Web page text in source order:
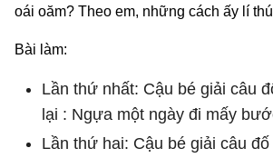
oái oăm? Theo em, những cách ấy lí
Bài làm:
Lần thứ nhất: Cậu bé giải câu
lại : Ngựa một ngày đi mấy
Lần thứ hai: Cậu bé giải câu